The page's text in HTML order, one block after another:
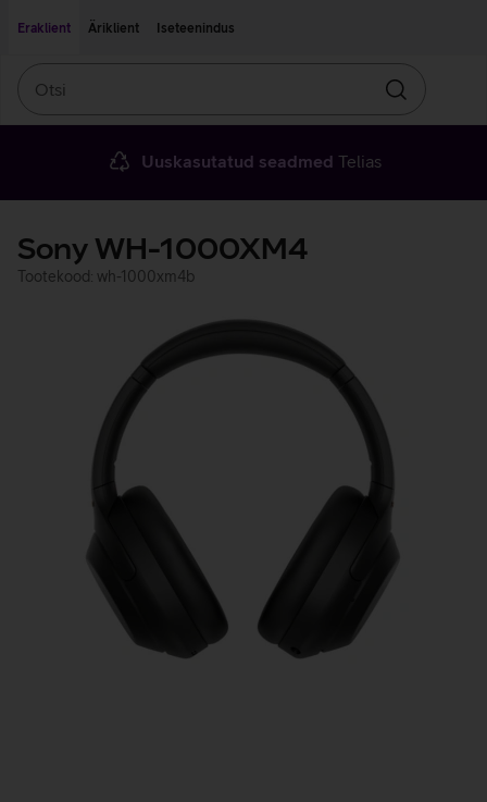
Eraklient
Äriklient Iseteenindus
Otsin
Uuskasutatud seadmed Telias
Sony WH-1000XM4
Tootekood: wh-1000xm4b